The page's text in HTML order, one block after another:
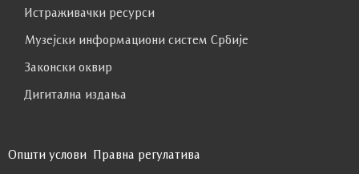
Истраживачки ресурси
Музејски информациони систем Србије
Законски оквир
Дигитална издања
Општи услови Правна регулатива